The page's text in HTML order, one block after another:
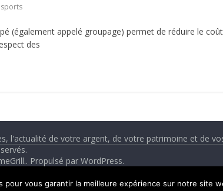
(également appelé groupage) permet de réduire le
des
l'actualité de votre argent, de votre patrimoine et de
. Propulsé par WordPress.
pour vous garantir la meilleure expérience sur notre site